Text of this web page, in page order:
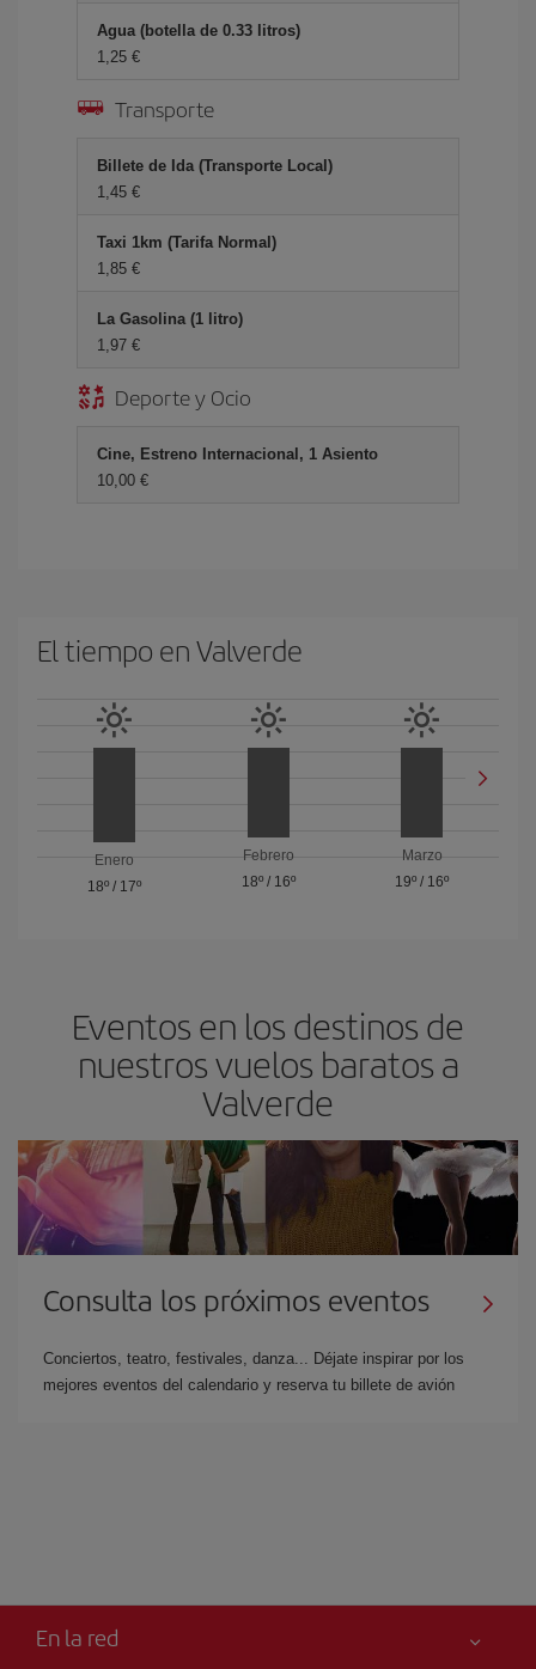
Agua (botella de 0.33 litros)
1,25 €
Transporte
Billete de Ida (Transporte Local)
1,45 €
Taxi 1km (Tarifa Normal)
1,85 €
La Gasolina (1 litro)
1,97 €
Deporte y Ocio
Cine, Estreno Internacional, 1 Asiento
10,00 €
El tiempo en Valverde
Enero
18º/ 17º
Febrero
18º/ 16º
Marzo
19º / 16º
Eventos en los destinos de
nuestros vuelos baratos a
Valverde
Consulta los próximos eventos
Conciertos, teatro, festivales, danza... Déjate inspirar por los
mejores eventos del calendario y reserva tu billete de avión
En la red